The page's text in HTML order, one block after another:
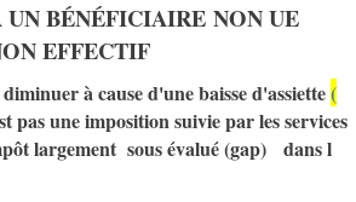
UNBÉNÉFICIAIRE NON UE
EFFECTIF
à cause d'une baisse d'assiette(
pas une imposition suivie par les services
largement sous évalué (gap) dans l